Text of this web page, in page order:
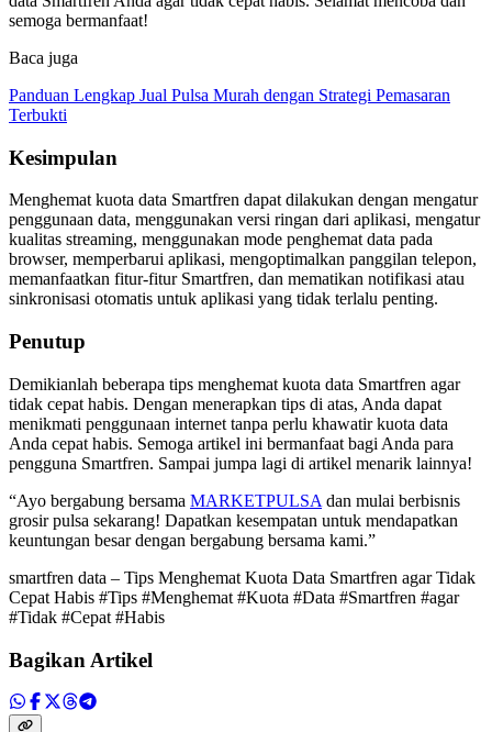
semoga bermanfaat!
Baca juga
Panduan Lengkap Jual Pulsa Murah dengan Strategi Pemasaran
Terbukti
Kesimpulan
Menghemat kuota data Smartfren dapat dilakukan dengan mengatur
penggunaan data, menggunakan versi ringan dari aplikasi, mengatur
kualitas streaming, menggunakan mode penghemat data pada
browser, memperbarui aplikasi, mengoptimalkan panggilan telepon,
memanfaatkan fitur-fitur Smartfren, dan mematikan notifikasi atau
sinkronisasi otomatis untuk aplikasi yang tidak terlalu penting.
Penutup
Demikianlah beberapa tips menghemat kuota data Smartfren agar
tidak cepat habis. Dengan menerapkan tips di atas, Anda dapat
menikmati penggunaan internet tanpa perlu khawatir kuota data
Anda cepat habis. Semoga artikel ini bermanfaat bagi Anda para
pengguna Smartfren. Sampai jumpa lagi di artikel menarik lainnya!
“Ayo bergabung bersama MARKETPULSA dan mulai berbisnis
grosir pulsa sekarang! Dapatkan kesempatan untuk mendapatkan
keuntungan besar dengan bergabung bersama kami.”
smartfren data – Tips Menghemat Kuota Data Smartfren agar Tidak
Cepat Habis #Tips #Menghemat #Kuota #Data #Smartfren #agar
#Tidak #Cepat #Habis
Bagikan Artikel